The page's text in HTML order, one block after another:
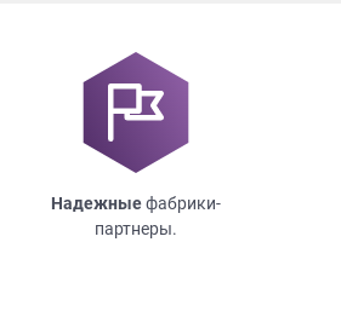
Надежныефабрики-
партнеры.